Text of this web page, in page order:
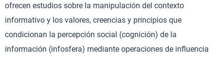
ofrecen estudios sobre la manipulación del contexto
informativo y los valores, creencias y principios que
condicionan la percepción social (cognición) de la
información (infosfera) mediante operaciones de influencia